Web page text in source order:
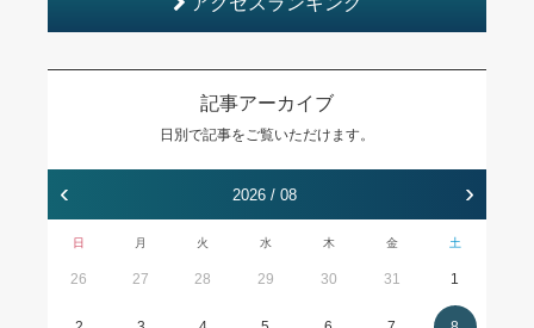
記事アーカイブ
日別で記事をご覧いただけます。
‹ 2026 / 08 ›
日 月 火 水 木 金 土
26 27 28 29 30 31 1